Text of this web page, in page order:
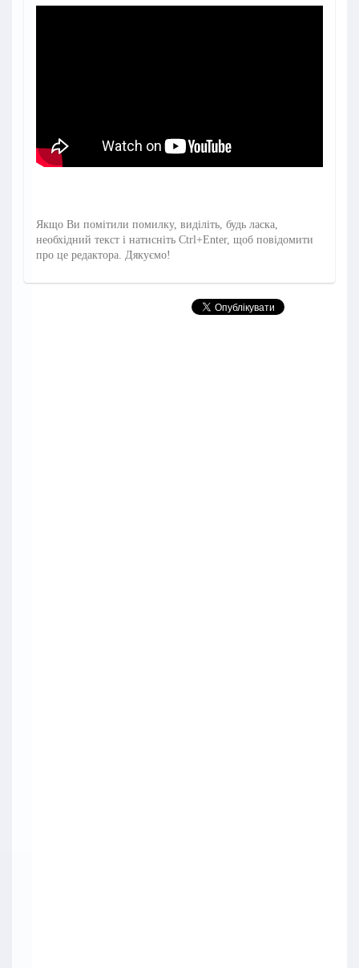
Якщо Ви помітили помилку, виділіть, будь ласка,
необхідний текст і натисніть Ctrl+Enter, щоб повідомити
про це редактора. Дякуємо!